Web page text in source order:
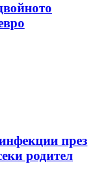
през
родител